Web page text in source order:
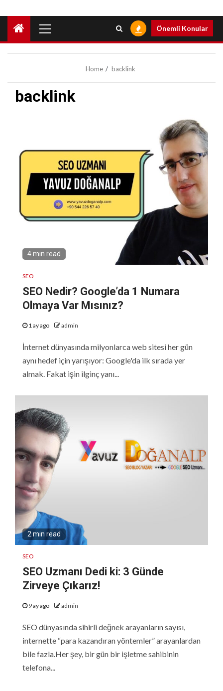
Menu
Önemli Konular
Home backlink
backlink
4 min read
SEO
SEO Nedir? Google’da 1 Numara
Olmaya Var Mısınız?
1 ay ago admin
İnternet dünyasında milyonlarca web sitesi her gün
aynı hedef için yarışıyor: Google'da ilk sırada yer
almak. Fakat işin ilginç yanı...
2 min read
SEO
SEO Uzmanı Dedi ki: 3 Günde
Zirveye Çıkarız!
9 ay ago admin
SEO dünyasında sihirli değnek arayanların sayısı,
internette “para kazandıran yöntemler” arayanlardan
bile fazla.Her şey, bir gün bir işletme sahibinin
telefona...